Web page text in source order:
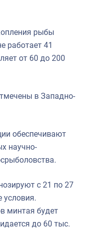
рыбы
работает 41
от 60 до 200
в Западно-
обеспечивают
научно-
с 21 по 27
условия.
минтая будет
до 60 тыс.